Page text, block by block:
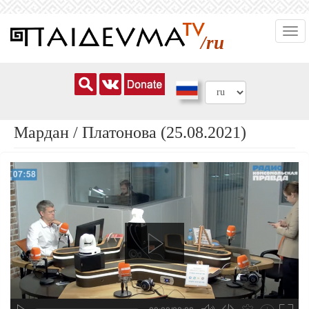
основному
/ru
Мардан / Платонова (25.08.2021)